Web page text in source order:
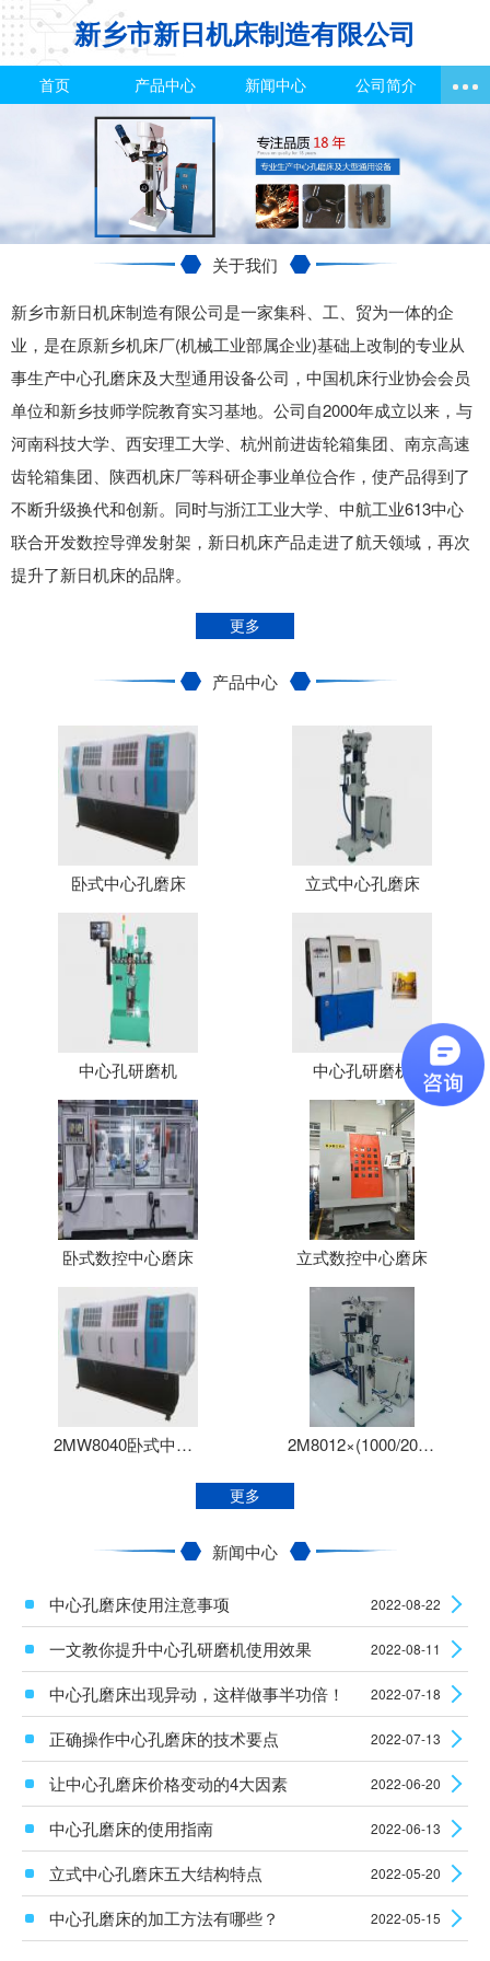
新乡市新日机床制造有限公司
首页 产品中心 新闻中心 公司简介
关于我们
新乡市新日机床制造有限公司是一家集科、工、贸为一体的企
业，是在原新乡机床厂(机械工业部属企业)基础上改制的专业从
事生产中心孔磨床及大型通用设备公司，中国机床行业协会会员
单位和新乡技师学院教育实习基地。公司自2000年成立以来，与
河南科技大学、西安理工大学、杭州前进齿轮箱集团、南京高速
齿轮箱集团、陕西机床厂等科研企事业单位合作，使产品得到了
不断升级换代和创新。同时与浙江工业大学、中航工业613中心
联合开发数控导弹发射架，新日机床产品走进了航天领域，再次
提升了新日机床的品牌。
更多
产品中心
卧式中心孔磨床 立式中心孔磨床
中心孔研磨机 中心孔研磨机
卧式数控中心磨床 立式数控中心磨床
2MW8040卧式中心孔磨床 2M8012×(1000/2000/3000)立式中心孔磨床
更多
新闻中心
中心孔磨床使用注意事项 2022-08-22
一文教你提升中心孔研磨机使用效果 2022-08-11
中心孔磨床出现异动，这样做事半功倍！ 2022-07-18
正确操作中心孔磨床的技术要点 2022-07-13
让中心孔磨床价格变动的4大因素 2022-06-20
中心孔磨床的使用指南 2022-06-13
立式中心孔磨床五大结构特点 2022-05-20
中心孔磨床的加工方法有哪些？ 2022-05-15